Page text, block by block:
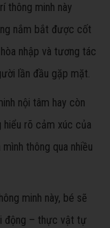
thông minh này
nắm bắt được cốt
nhập và tương tác
lần đầu gặp mặt.
nội tâm hay còn
hiểu rõ cảm xúc của
thông qua nhiều
minh này, bé sẽ
động – thực vật tự